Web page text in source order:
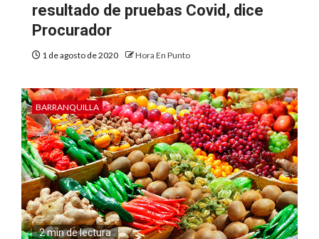
resultado de pruebas Covid, dice
Procurador
1 de agosto de 2020 Hora En Punto
BARRANQUILLA
2 min de lectura